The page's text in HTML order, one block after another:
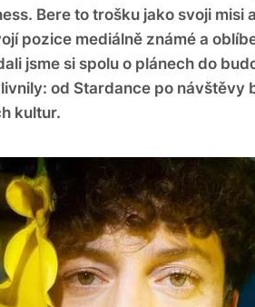
Bere to trošku jako svoji misi
pozice mediálně známé a
jsme si spolu o plánech do
od Stardance po návštěvy
kultur.